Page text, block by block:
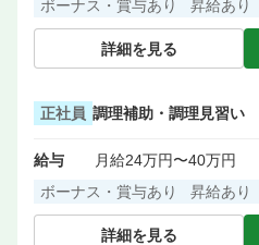
ボーナス・賞与あり
昇給あり
詳細を見る
正社員 調理補助・調理見習い
給与
月給24万円〜40万円
ボーナス・賞与あり
昇給あり
詳細を見る